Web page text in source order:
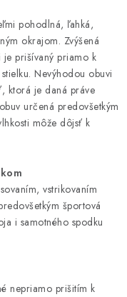
ZÁKAZNÍKOV
pohodlná, ľahká,
okrajom. Zvýšená
prišívaný priamo k
Nevýhodou obuvi
ktorá je daná práve
určená predovšetkým
môže dôjsť k
vstrikovaním
športová
i samotného spodku
nepriamo prišitím k